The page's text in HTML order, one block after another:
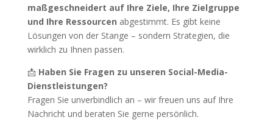
maßgeschneidert auf Ihre Ziele, Ihre Zielgruppe
und Ihre Ressourcen abgestimmt. Es gibt keine
Lösungen von der Stange – sondern Strategien, die
wirklich zu Ihnen passen.
📩 Haben Sie Fragen zu unseren Social-Media-
Dienstleistungen?
Fragen Sie unverbindlich an – wir freuen uns auf Ihre
Nachricht und beraten Sie gerne persönlich.